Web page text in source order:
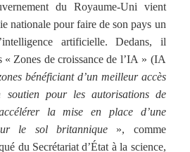
du Royaume-Uni vient
nationale pour faire de son pays un
artificielle. Dedans, il
« Zones de croissance de l’IA » (IA
bénéficiant d’un meilleur accès
soutien pour les autorisations de
la mise en place d’une
le sol britannique», comme
du Secrétariat d’État à la science,